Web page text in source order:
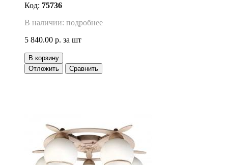
Код: 75736
В наличии: подробнее
5 840.00 р. за шт
В корзину
Отложить
Сравнить